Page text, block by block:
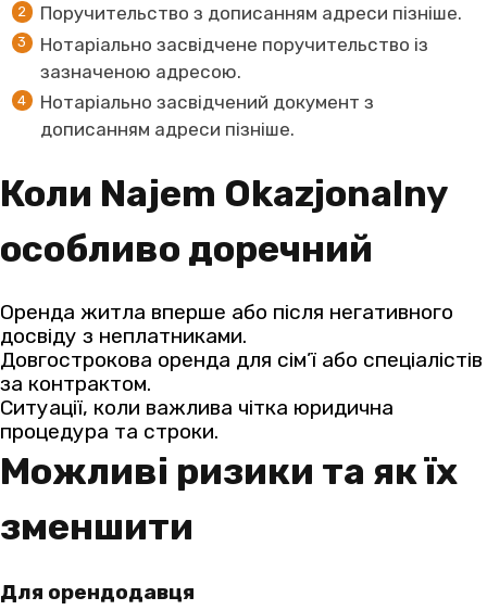
Поручительство з дописанням адреси пізніше.
Нотаріально засвідчене поручительство із
зазначеною адресою.
Нотаріально засвідчений документ з
дописанням адреси пізніше.
Коли Najem Okazjonalny
особливо доречний
Оренда житла вперше або після негативного
досвіду з неплатниками.
Довгострокова оренда для сім’ї або спеціалістів
за контрактом.
Ситуації, коли важлива чітка юридична
процедура та строки.
Можливі ризики та як їх
зменшити
Для орендодавця